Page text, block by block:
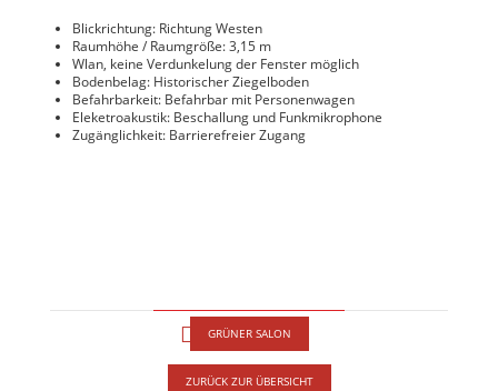
Blickrichtung: Richtung Westen
Raumhöhe / Raumgröße: 3,15 m
Wlan, keine Verdunkelung der Fenster möglich
Bodenbelag: Historischer Ziegelboden
Befahrbarkeit: Befahrbar mit Personenwagen
Eleketroakustik: Beschallung und Funkmikrophone
Zugänglichkeit: Barrierefreier Zugang
GRÜNER SALON
ZURÜCK ZUR ÜBERSICHT